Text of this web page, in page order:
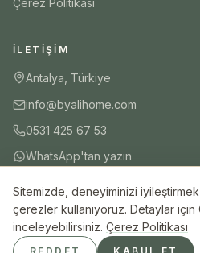
SEPETE EKLE
Çerez Politikası
İLETIŞIM
Antalya, Türkiye
info@byalihome.com
0531 425 67 53
WhatsApp'tan yazın
© 2026 ByAli Home. Tüm
Sitemizde, deneyiminizi iyileştirmek
çerezler kullanıyoruz. Detaylar için
inceleyebilirsiniz. Çerez Politikası